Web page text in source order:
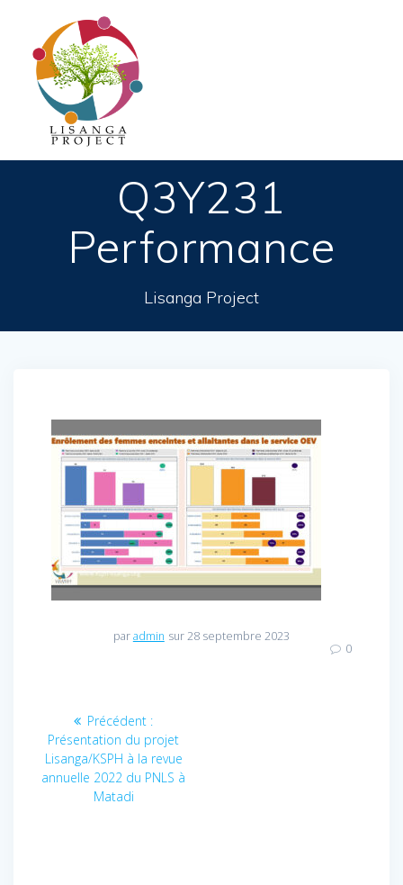
Q3Y231
Performance
Lisanga Project
paradmin sur 28 septembre 2023
0
Navigation
l’article
Précédent :
précédent
:
Présentation du projet
Lisanga/KSPH à la revue
annuelle 2022 du PNLS à
Matadi